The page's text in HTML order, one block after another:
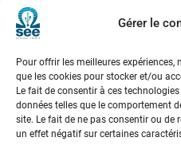
Gérer le
Pour offrir les meilleures
que les cookies pour stocker et/ou
Le fait de consentir à ces
données telles que le comportement
site. Le fait de ne pas consentir ou de
un effet négatif sur certaines
Société de l’Electricité, de